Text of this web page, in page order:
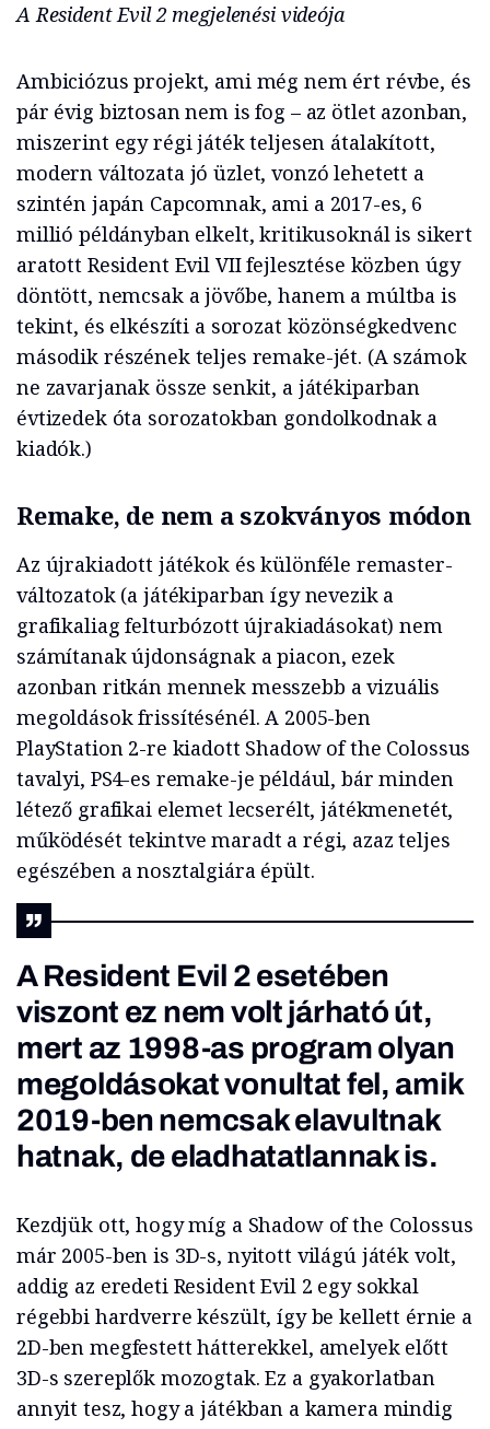
A Resident Evil 2 megjelenési videója
Ambiciózus projekt, ami még nem ért révbe, és
pár évig biztosan nem is fog – az ötlet azonban,
miszerint egy régi játék teljesen átalakított,
modern változata jó üzlet, vonzó lehetett a
szintén japán Capcomnak, ami a 2017-es, 6
millió példányban elkelt, kritikusoknál is sikert
aratott Resident Evil VII fejlesztése közben úgy
döntött, nemcsak a jövőbe, hanem a múltba is
tekint, és elkészíti a sorozat közönségkedvenc
második részének teljes remake-jét. (A számok
ne zavarjanak össze senkit, a játékiparban
évtizedek óta sorozatokban gondolkodnak a
kiadók.)
Remake, de nem a szokványos módon
Az újrakiadott játékok és különféle remaster-
változatok (a játékiparban így nevezik a
grafikaliag felturbózott újrakiadásokat) nem
számítanak újdonságnak a piacon, ezek
azonban ritkán mennek messzebb a vizuális
megoldások frissítésénél. A 2005-ben
PlayStation 2-re kiadott Shadow of the Colossus
tavalyi, PS4-es remake-je például, bár minden
létező grafikai elemet lecserélt, játékmenetét,
működését tekintve maradt a régi, azaz teljes
egészében a nosztalgiára épült.
A Resident Evil 2 esetében
viszont ez nem volt járható út,
mert az 1998-as program olyan
megoldásokat vonultat fel, amik
2019-ben nemcsak elavultnak
hatnak, de eladhatatlannak is.
Kezdjük ott, hogy míg a Shadow of the Colossus
már 2005-ben is 3D-s, nyitott világú játék volt,
addig az eredeti Resident Evil 2 egy sokkal
régebbi hardverre készült, így be kellett érnie a
2D-ben megfestett hátterekkel, amelyek előtt
3D-s szereplők mozogtak. Ez a gyakorlatban
annyit tesz, hogy a játékban a kamera mindig